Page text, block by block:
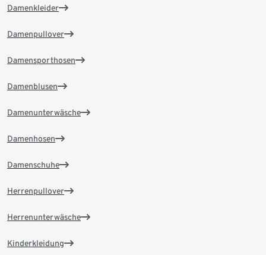
Damenkleider
Damenpullover
Damensporthosen
Damenblusen
Damenunterwäsche
Damenhosen
Damenschuhe
Herrenpullover
Herrenunterwäsche
Kinderkleidung